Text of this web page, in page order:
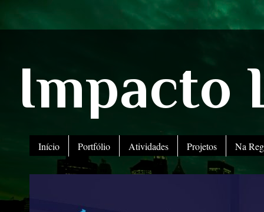
Impacto
Início Portfólio Atividades Projetos Na